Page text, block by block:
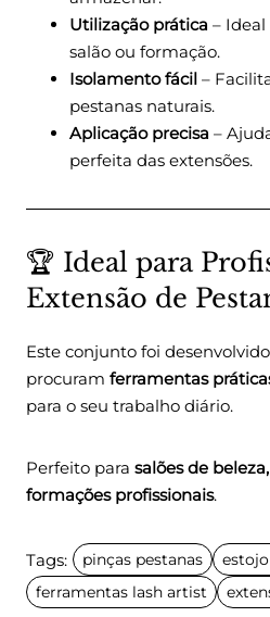
Utilização prática –
salão ou formação.
Isolamento fácil –
pestanas naturais.
Aplicação precisa –
perfeita das extensões.
🏆 Ideal para
Extensão de
Este conjunto foi
procuram ferramentas
para o seu trabalho diário.
Perfeito para salões de
formações profissionais.
Tags: pinças pestanas
ferramentas lash artist